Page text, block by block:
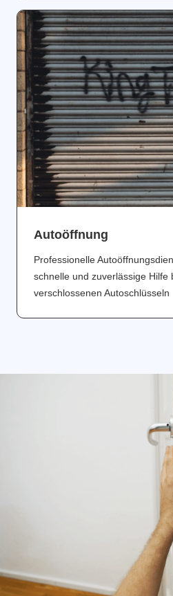
Аutoöffnung
Professionelle
schnelle und zuverlässige Hilfe
verschlossenen Autoschlüsseln